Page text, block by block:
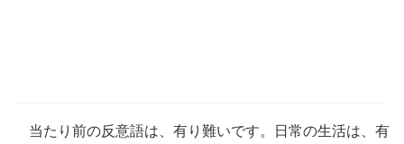
当たり前の反意語は、有り難いです。日常の生活は、有